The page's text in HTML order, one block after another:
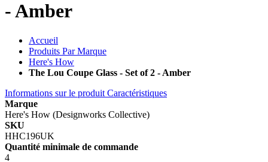
- Amber
Accueil
Produits Par Marque
Here's How
The Lou Coupe Glass - Set of 2 - Amber
Informations sur le produit Caractéristiques
Marque
Here's How (Designworks Collective)
SKU
HHC196UK
Quantité minimale de commande
4